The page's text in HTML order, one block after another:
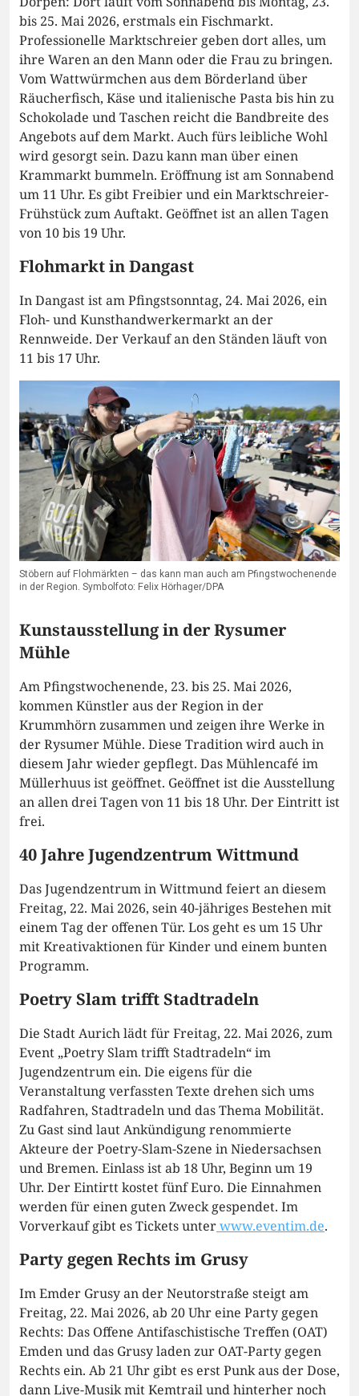
bis 25. Mai 2026, erstmals ein Fischmarkt.
Professionelle Marktschreier geben dort alles, um
ihre Waren an den Mann oder die Frau zu bringen.
Vom Wattwürmchen aus dem Börderland über
Räucherfisch, Käse und italienische Pasta bis hin zu
Schokolade und Taschen reicht die Bandbreite des
Angebots auf dem Markt. Auch fürs leibliche Wohl
wird gesorgt sein. Dazu kann man über einen
Krammarkt bummeln. Eröffnung ist am Sonnabend
um 11 Uhr. Es gibt Freibier und ein Marktschreier-
Frühstück zum Auftakt. Geöffnet ist an allen Tagen
von 10 bis 19 Uhr.
Flohmarkt in Dangast
In Dangast ist am Pfingstsonntag, 24. Mai 2026, ein
Floh- und Kunsthandwerkermarkt an der
Rennweide. Der Verkauf an den Ständen läuft von
11 bis 17 Uhr.
Stöbern auf Flohmärkten – das kann man auch am Pfingstwochenende
in der Region. Symbolfoto: Felix Hörhager/DPA
Kunstausstellung in der Rysumer
Mühle
Am Pfingstwochenende, 23. bis 25. Mai 2026,
kommen Künstler aus der Region in der
Krummhörn zusammen und zeigen ihre Werke in
der Rysumer Mühle. Diese Tradition wird auch in
diesem Jahr wieder gepflegt. Das Mühlencafé im
Müllerhuus ist geöffnet. Geöffnet ist die Ausstellung
an allen drei Tagen von 11 bis 18 Uhr. Der Eintritt ist
frei.
40 Jahre Jugendzentrum Wittmund
Das Jugendzentrum in Wittmund feiert an diesem
Freitag, 22. Mai 2026, sein 40-jähriges Bestehen mit
einem Tag der offenen Tür. Los geht es um 15 Uhr
mit Kreativaktionen für Kinder und einem bunten
Programm.
Poetry Slam trifft Stadtradeln
Die Stadt Aurich lädt für Freitag, 22. Mai 2026, zum
Event „Poetry Slam trifft Stadtradeln“ im
Jugendzentrum ein. Die eigens für die
Veranstaltung verfassten Texte drehen sich ums
Radfahren, Stadtradeln und das Thema Mobilität.
Zu Gast sind laut Ankündigung renommierte
Akteure der Poetry-Slam-Szene in Niedersachsen
und Bremen. Einlass ist ab 18 Uhr, Beginn um 19
Uhr. Der Eintirtt kostet fünf Euro. Die Einnahmen
werden für einen guten Zweck gespendet. Im
Vorverkauf gibt es Tickets unterwww.eventim.de.
Party gegen Rechts im Grusy
Im Emder Grusy an der Neutorstraße steigt am
Freitag, 22. Mai 2026, ab 20 Uhr eine Party gegen
Rechts: Das Offene Antifaschistische Treffen (OAT)
Emden und das Grusy laden zur OAT-Party gegen
Rechts ein. Ab 21 Uhr gibt es erst Punk aus der Dose,
dann Live-Musik mit Kemtrail und hinterher noch